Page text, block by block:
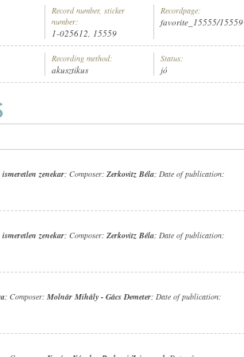
Record number, sticker
number:
1-025612, 15559
Recordpage:
favorite_15555/15559
Recording method:
akusztikus
Status:
jó
ismeretlen zenekar; Composer: Zerkovitz Béla; Date of publication:
ismeretlen zenekar; Composer: Zerkovitz Béla; Date of publication:
; Composer: Molnár Mihály - Gács Demeter; Date of publication: